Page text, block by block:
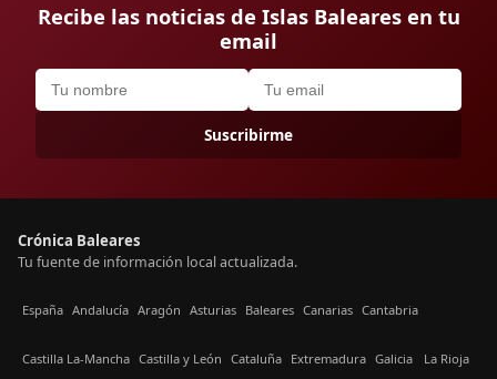
Recibe las noticias de Islas Baleares en tu
email
Suscribirme
Crónica Baleares
Tu fuente de información local actualizada.
España Andalucía Aragón Asturias Baleares Canarias Cantabria
Castilla La-Mancha Castilla y León Cataluña Extremadura Galicia La Rioja